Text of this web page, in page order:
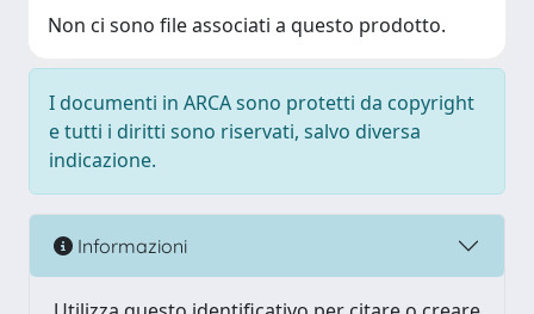
Non ci sono file associati a questo prodotto.
I documenti in ARCA sono protetti da copyright
e tutti i diritti sono riservati, salvo diversa
indicazione.
Informazioni